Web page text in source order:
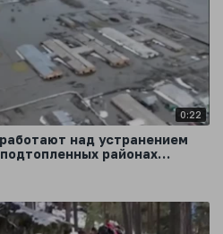
0:22
над устранением
районах